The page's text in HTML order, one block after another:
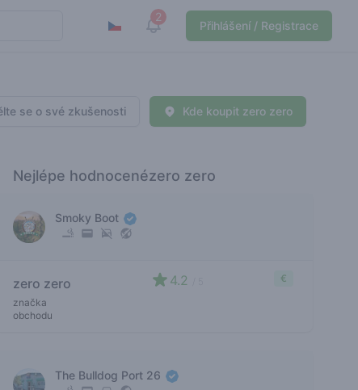
2
View notifications
Přihlášení / Registrace
se o své zkušenosti Kde koupit zero zero
Nejlépe hodnocenézero zero
Smoky Boot
zero zero
značka
obchodu
4.2 €
The Bulldog Port 26